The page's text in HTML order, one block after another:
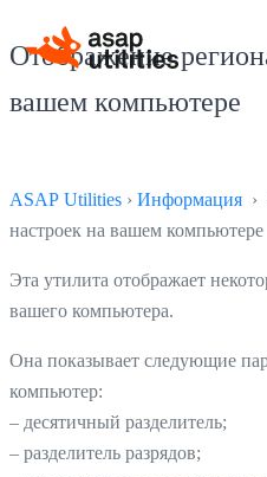
Отображение
вашем компьютере
ASAP Utilities › Информация ›
настроек на вашем компьютере
Эта утилита отображает
вашего компьютера.
Она показывает следующие
компьютер:
– десятичный разделитель;
– разделитель разрядов;